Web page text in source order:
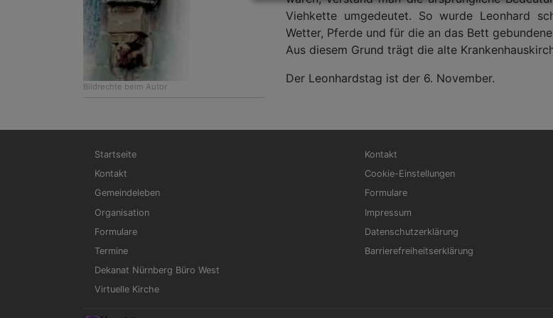
Bildrechte beim Autor
Viehkette umgedeutet. So wurde Leonhard
Wetter, Pferde und für die an das Bett
Aus diesem Grund trägt die alte
Der Leonhardstag ist der 6. November.
Hauptnavigation
Startseite
Kontakt
Gemeindeleben
Organisation
Formulare
Termine
Dekanat Nürnberg Büro West
Virtuelle Kirche
Fußbereichsmenü
Kontakt
Cookie-Einstellungen
Formulare
Impressum
Datenschutzerklärung
Barrierefreiheitserklärung